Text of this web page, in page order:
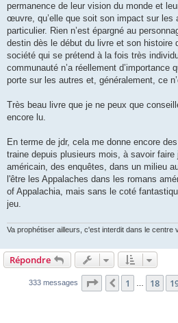
permanence de leur vision du monde et
œuvre, qu’elle que soit son impact sur les
particulier. Rien n’est épargné au
destin dès le début du livre et son histoire
société qui se prétend à la fois très
communauté n’a réellement d’importance
porte sur les autres et, généralement, ce
Très beau livre que je ne peux que
encore lu.
En terme de jdr, cela me donne encore
traine depuis plusieurs mois, à savoir faire
américain, des enquêtes, dans un milieu
l'être les Appalaches dans les romans
of Appalachia, mais sans le coté
jeu.
Va prophétiser ailleurs, c'est interdit dans le centre
Répondre
333 messages Page 20 sur 23
Précédent
1 18